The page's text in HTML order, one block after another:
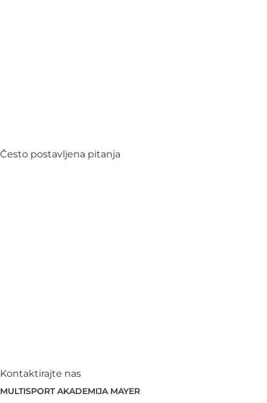
Često postavljena pitanja
Kontaktirajte nas
MULTISPORT AKADEMIJA MAYER